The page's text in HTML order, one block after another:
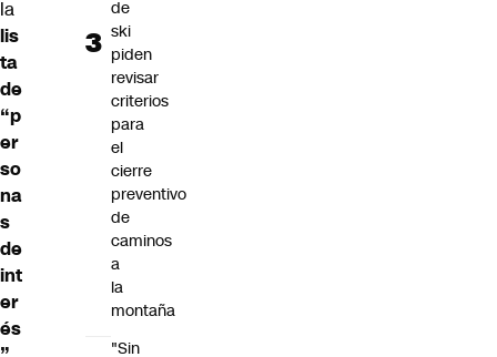
la
lis
ta
de
“p
er
so
na
s
de
int
er
és
de
ski
piden
revisar
criterios
para
el
cierre
preventivo
de
caminos
a
la
montaña
"Sin